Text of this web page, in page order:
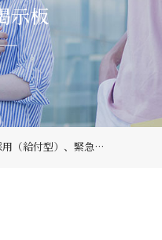
示板
家計急変採用（給付型）、緊急・応急採用（貸与型）募集のお知らせ